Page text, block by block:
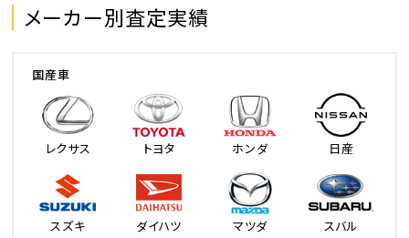
メーカー別査定実績
国産車
レクサス トヨタ ホンダ 日産
スズキ ダイハツ マツダ スバル